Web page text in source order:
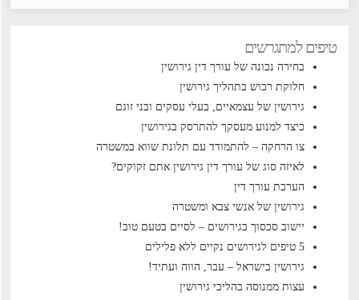
טיפים למתגרשים
בחירה נכונה של עורך דין גירושין
חלוקת רכוש בתהליך גירושין
גירושין של עצמאיים, בעלי עסקים ובני זוגם
כיצד למנוע מעסקך להתרסק בגירושין
צו הרחקה – להתמודד עם תלונת שווא במשטרה
לאיזה סוג של עורך דין גירושין אתם זקוקים?
הערכת עורך דין
גירושין של אנשי צבא ומשטרה
יישוב סכסוך בגירושים – לסיים בטעם טוב!
5 טיפים לגירושים נקיים ללא פלילים
גירושין בישראל – עבר, הווה ועתיד!
עצות ממנוסה בהליכי גירושין